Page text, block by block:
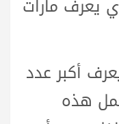
يعرف مارات
أكبر عدد
هذه